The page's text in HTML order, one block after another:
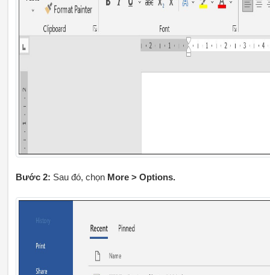
Bước 2: Sau đó, chọn More > Options.